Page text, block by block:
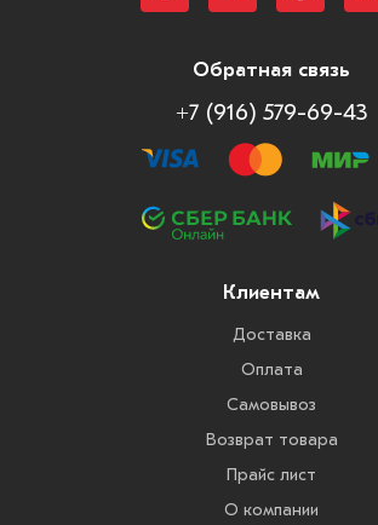
Обратная связь
+7 (916) 579-69-43
Клиентам
Доставка
Оплата
Самовывоз
Возврат товара
Прайс лист
О компании